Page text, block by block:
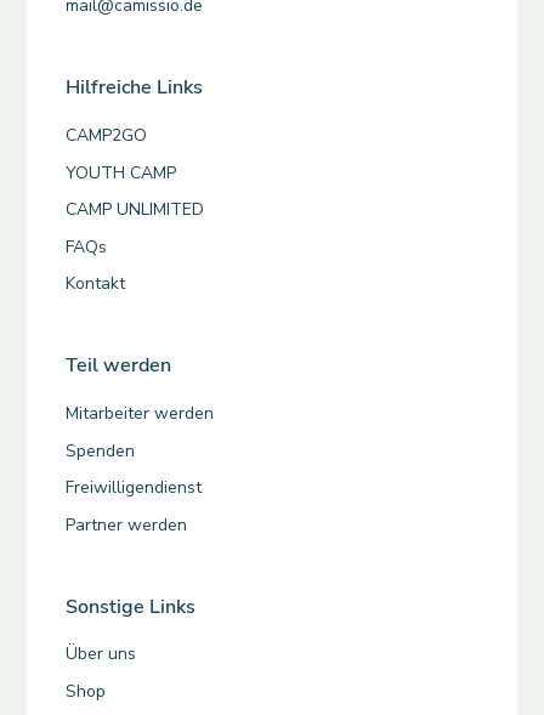
mail@camissio.de
Hilfreiche Links
CAMP2GO
YOUTH CAMP
CAMP UNLIMITED
FAQs
Kontakt
Teil werden
Mitarbeiter werden
Spenden
Freiwilligendienst
Partner werden
Sonstige Links
Über uns
Shop